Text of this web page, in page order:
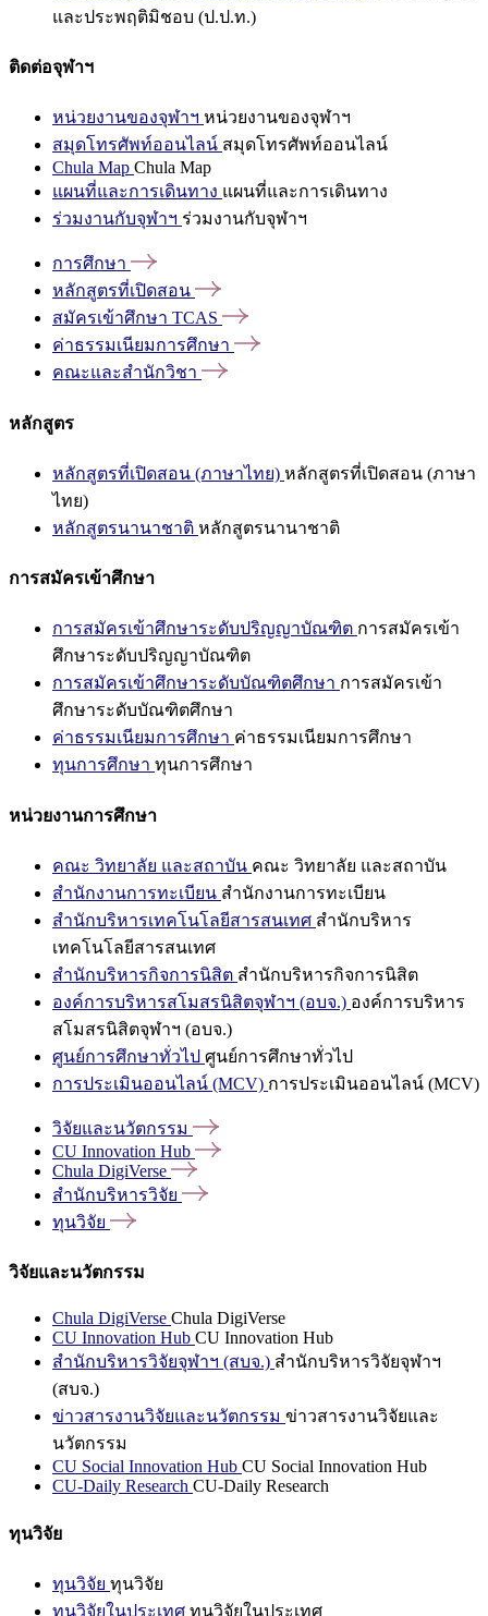
และประพฤติมิชอบ (ป.ป.ท.)
ติดต่อจุฬาฯ
หน่วยงานของจุฬาฯ หน่วยงานของจุฬาฯ
สมุดโทรศัพท์ออนไลน์ สมุดโทรศัพท์ออนไลน์
Chula Map Chula Map
แผนที่และการเดินทาง แผนที่และการเดินทาง
ร่วมงานกับจุฬาฯ ร่วมงานกับจุฬาฯ
การศึกษา
หลักสูตรที่เปิดสอน
สมัครเข้าศึกษา TCAS
ค่าธรรมเนียมการศึกษา
คณะและสำนักวิชา
หลักสูตร
หลักสูตรที่เปิดสอน (ภาษาไทย) หลักสูตรที่เปิดสอน (ภาษา
ไทย)
หลักสูตรนานาชาติ หลักสูตรนานาชาติ
การสมัครเข้าศึกษา
การสมัครเข้าศึกษาระดับปริญญาบัณฑิต การสมัครเข้า
ศึกษาระดับปริญญาบัณฑิต
การสมัครเข้าศึกษาระดับบัณฑิตศึกษา การสมัครเข้า
ศึกษาระดับบัณฑิตศึกษา
ค่าธรรมเนียมการศึกษา ค่าธรรมเนียมการศึกษา
ทุนการศึกษา ทุนการศึกษา
หน่วยงานการศึกษา
คณะ วิทยาลัย และสถาบัน คณะ วิทยาลัย และสถาบัน
สำนักงานการทะเบียน สำนักงานการทะเบียน
สำนักบริหารเทคโนโลยีสารสนเทศ สำนักบริหาร
เทคโนโลยีสารสนเทศ
สำนักบริหารกิจการนิสิต สำนักบริหารกิจการนิสิต
องค์การบริหารสโมสรนิสิตจุฬาฯ (อบจ.) องค์การบริหาร
สโมสรนิสิตจุฬาฯ (อบจ.)
ศูนย์การศึกษาทั่วไป ศูนย์การศึกษาทั่วไป
การประเมินออนไลน์ (MCV) การประเมินออนไลน์ (MCV)
วิจัยและนวัตกรรม
CU Innovation Hub
Chula DigiVerse
สำนักบริหารวิจัย
ทุนวิจัย
วิจัยและนวัตกรรม
Chula DigiVerse Chula DigiVerse
CU Innovation Hub CU Innovation Hub
สำนักบริหารวิจัยจุฬาฯ (สบจ.) สำนักบริหารวิจัยจุฬาฯ
(สบจ.)
ข่าวสารงานวิจัยและนวัตกรรม ข่าวสารงานวิจัยและ
นวัตกรรม
CU Social Innovation Hub CU Social Innovation Hub
CU-Daily Research CU-Daily Research
ทุนวิจัย
ทุนวิจัย ทุนวิจัย
ทุนวิจัยในประเทศ ทุนวิจัยในประเทศ